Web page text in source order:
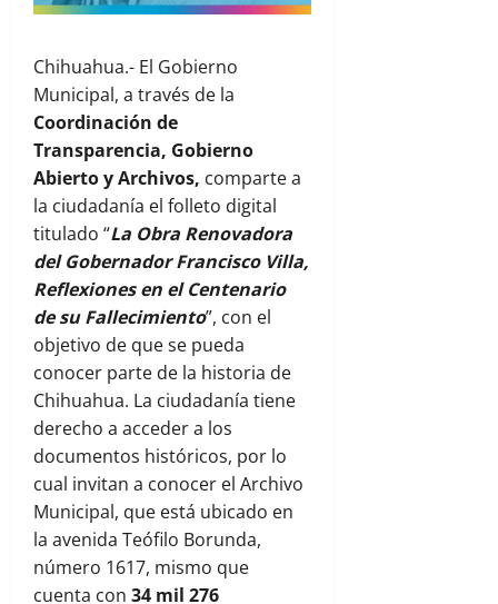
Chihuahua.- El Gobierno
Municipal, a través de la
Coordinación de
Transparencia, Gobierno
Abierto y Archivos, comparte a
la ciudadanía el folleto digital
titulado “La Obra Renovadora
del Gobernador Francisco Villa,
Reflexiones en el Centenario
de su Fallecimiento”, con el
objetivo de que se pueda
conocer parte de la historia de
Chihuahua. La ciudadanía tiene
derecho a acceder a los
documentos históricos, por lo
cual invitan a conocer el Archivo
Municipal, que está ubicado en
la avenida Teófilo Borunda,
número 1617, mismo que
cuenta con 34 mil 276